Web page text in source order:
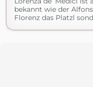
bekannt wie der
Florenz das Platzl